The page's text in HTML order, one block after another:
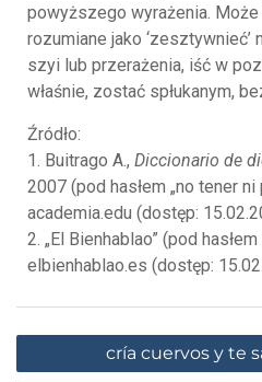
powyższego wyrażenia.
rozumiane jako ‘zesztywnieć’
szyi lub przerażenia, iść w
właśnie, zostać spłukanym,
Źródło:
1. Buitrago A., Diccionario de
2007 (pod hasłem „no tener ni
academia.edu (dostęp:
2. „El Bienhablao” (pod hasłem
elbienhablao.es (dostęp:
cría cuervos y te